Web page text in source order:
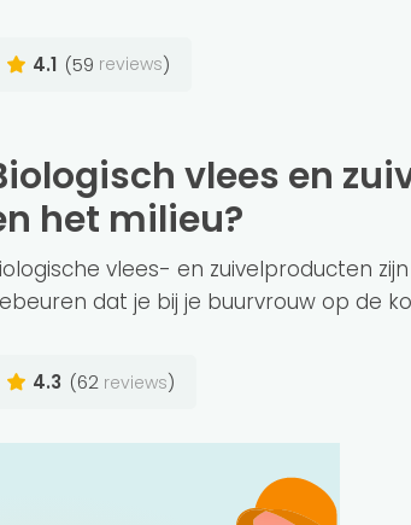
4.1 (59 reviews)
voor jou
het milieu?
vlees- en zuivelproducten
dat je bij je buurvrouw op de
4.3 (62 reviews)